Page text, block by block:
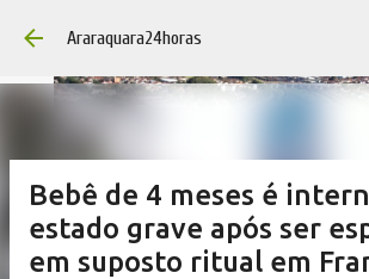
Pular para o conteúdo
Araraquara24horas
Bebê de 4 meses é
estado grave após ser
em suposto ritual em